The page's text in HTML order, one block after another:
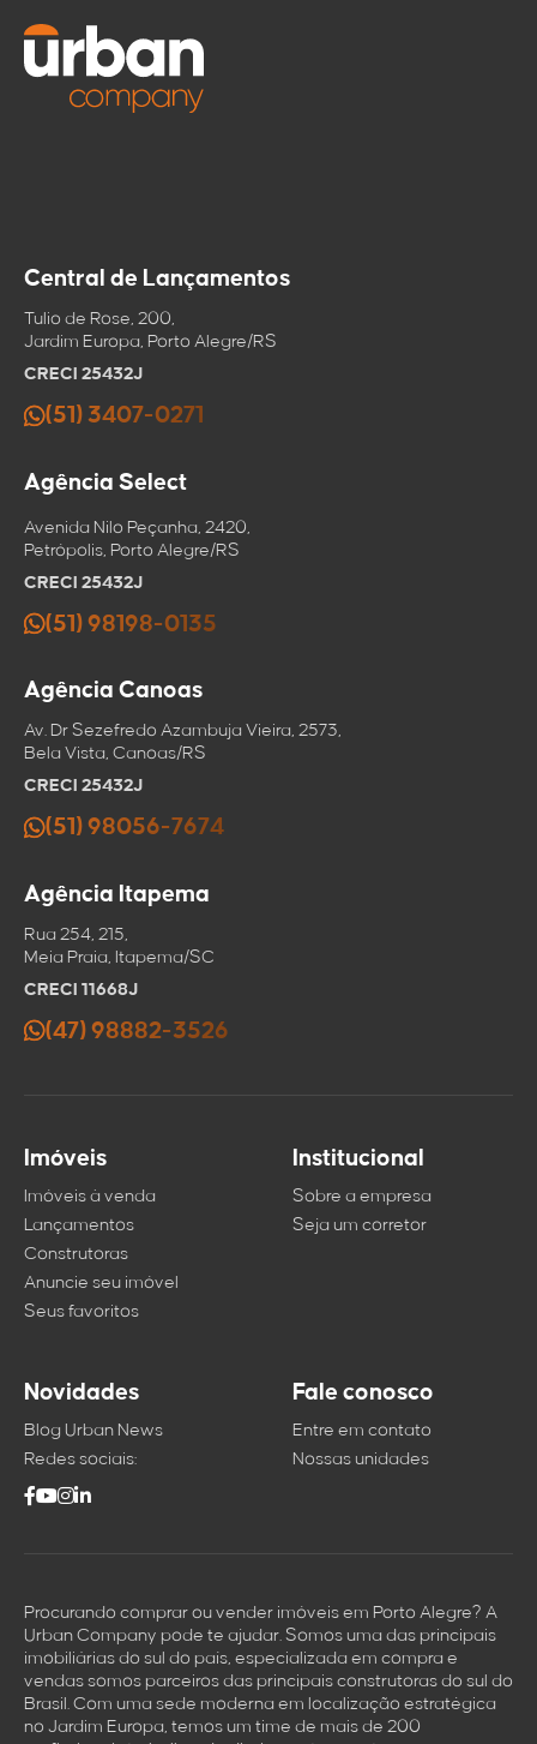
Compartilhar
imóvel
WhatsApp
Copiar link
clipboard
Tirar dúvidas
Central de Lançamentos
Tulio de Rose, 200,
Jardim Europa, Porto Alegre/RS
CRECI 25432J
(51) 3407-0271
Agência Select
Avenida Nilo Peçanha, 2420,
Petrópolis, Porto Alegre/RS
CRECI 25432J
(51) 98198-0135
Agência Canoas
Av. Dr Sezefredo Azambuja Vieira, 2573,
Bela Vista, Canoas/RS
CRECI 25432J
(51) 98056-7674
Agência Itapema
Rua 254, 215,
Meia Praia, Itapema/SC
CRECI 11668J
(47) 98882-3526
Imóveis
Imóveis à venda
Lançamentos
Construtoras
Anuncie seu imóvel
Seus favoritos
Institucional
Sobre a empresa
Seja um corretor
Novidades
Blog Urban News
Redes sociais:
Fale conosco
Entre em contato
Nossas unidades
Procurando comprar ou vender imóveis em Porto Alegre? A
Urban Company pode te ajudar. Somos uma das principais
imobiliárias do sul do país, especializada em compra e
vendas somos parceiros das principais construtoras do sul do
Brasil. Com uma sede moderna em localização estratégica
no Jardim Europa, temos um time de mais de 200